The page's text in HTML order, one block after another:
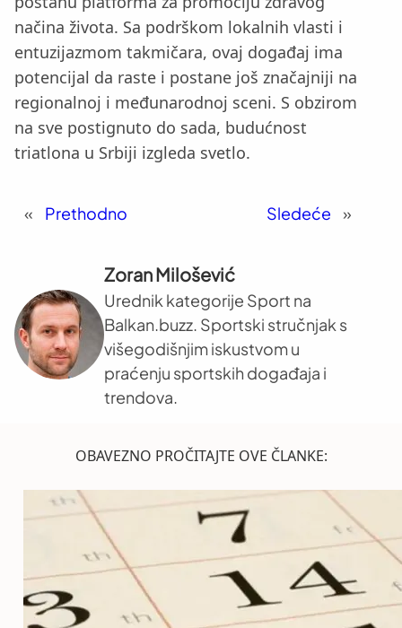
načina života. Sa podrškom lokalnih vlasti i
entuzijazmom takmičara, ovaj događaj ima
potencijal da raste i postane još značajniji na
regionalnoj i međunarodnoj sceni. S obzirom
na sve postignuto do sada, budućnost
triatlona u Srbiji izgleda svetlo.
« Prethodno Sledeće »
Zoran Milošević
Urednik kategorije Sport na
Balkan.buzz. Sportski stručnjak s
višegodišnjim iskustvom u
praćenju sportskih događaja i
trendova.
OBAVEZNO PROČITAJTE OVE ČLANKE: